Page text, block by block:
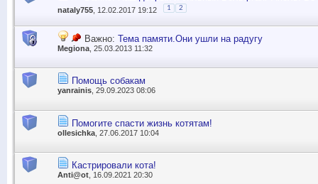
nataly755 , 12.02.2017 19:12 1 2
Важно: Тема памяти.Они ушли на радугу
Megiona , 25.03.2013 11:32
Помощь собакам
yanrainis , 29.09.2023 08:06
Помогите спасти жизнь котятам!
ollesichka , 27.06.2017 10:04
Кастрировали кота!
Anti@ot , 16.09.2021 20:30